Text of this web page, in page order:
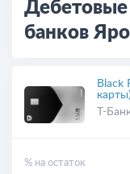
банков
Black
карты)
Т-
% на остаток